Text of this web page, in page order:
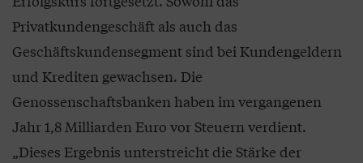
Privatkundengeschäft als auch das
Geschäftskundensegment sind bei Kundengeldern
und Krediten gewachsen. Die
Genossenschaftsbanken haben im vergangenen
Jahr 1,8 Milliarden Euro vor Steuern verdient.
„Dieses Ergebnis unterstreicht die Stärke der